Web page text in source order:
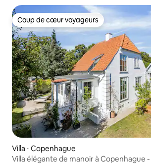
Coup de cœur voyageurs
Coup de cœur voyageurs
Villa ⋅ Copenhague
Villa élégante de manoir à Copenhague -